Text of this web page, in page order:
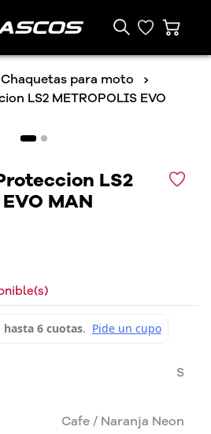
Chaquetas para moto
LS2 METROPOLIS EVO
LS2
MAN
Cafe / Naranja Neon
S